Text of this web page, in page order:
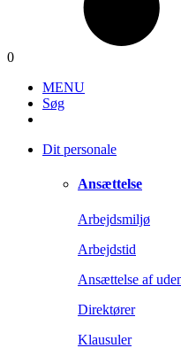
0
MENU
Søg
Dit personale
Ansættelse
Arbejdsmiljø
Arbejdstid
Ansættelse af
Direktører
Klausuler